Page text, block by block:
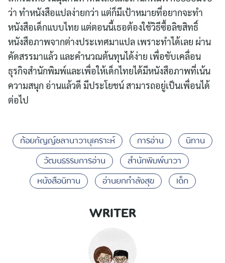
ว่า ทำหนังสือแปลง่ายกว่า แต่ก็มีเป้าหมายที่อยากจะทำ
หนังสือเด็กแบบไทย แต่ตอนนี้เธอต้องใช้วิธีซื้อลิขสิทธิ์
หนังสือภาพจากต่างประเทศมาแปล เพราะทำได้เลย ผ่าน
คัดสรรมาแล้ว และคำนวณต้นทุนได้ง่าย เพื่อขับเคลื่อน
ธุรกิจสำนักพิมพ์และเพื่อให้เด็กไทยได้มีหนังสือภาพที่เน้น
ความสนุก อ่านแล้วดี มีประโยชน์ สามารถอยู่เป็นเพื่อนได้
ต่อไป
ก้อยกัญญ์ชลานาวานุเคราะห์ การอ่าน
นิทาน
วัฒนธรรมการอ่าน
สำนักพิมพ์นาวา
หนังสือนิทาน
อ่านยกกำลังสุข เด็ก
WRITER